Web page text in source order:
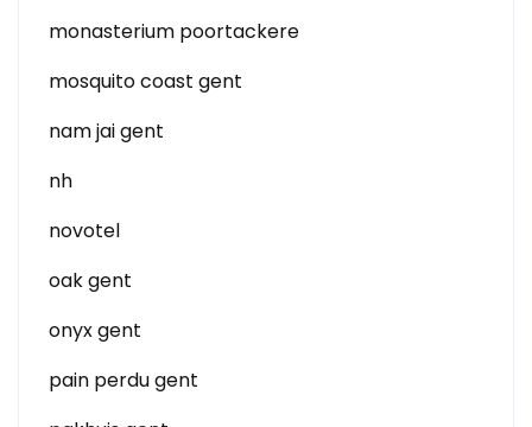
monasterium poortackere
mosquito coast gent
nam jai gent
nh
novotel
oak gent
onyx gent
pain perdu gent